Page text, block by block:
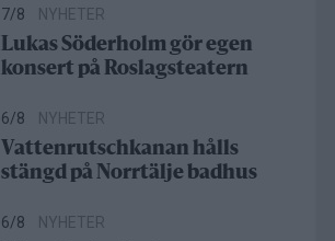
7/8 NYHETER
Lukas Söderholm gör egen
konsert på Roslagsteatern
6/8 NYHETER
Vattenrutschkanan hålls
stängd på Norrtälje badhus
6/8 NYHETER